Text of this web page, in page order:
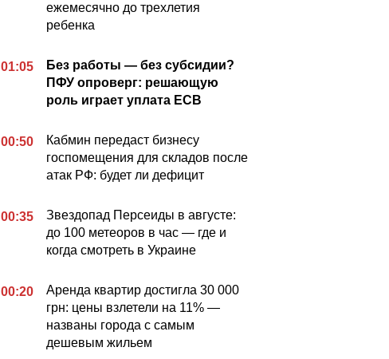
ежемесячно до трехлетия
ребенка
01:05
Без работы — без субсидии?
ПФУ опроверг: решающую
роль играет уплата ЕСВ
00:50
Кабмин передаст бизнесу
госпомещения для складов после
атак РФ: будет ли дефицит
00:35
Звездопад Персеиды в августе:
до 100 метеоров в час — где и
когда смотреть в Украине
00:20
Аренда квартир достигла 30 000
грн: цены взлетели на 11% —
названы города с самым
дешевым жильем